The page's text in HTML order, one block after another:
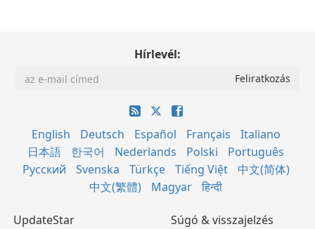
Hírlevél:
English Deutsch Español Français
Italiano
日本語
한국어 Nederlands Polski
Português
Русский
Svenska Türkçe Tiếng Việt
中文(简体)
中文(繁體)
Magyar हिन्दी
UpdateStar
Súgó & visszajelzés